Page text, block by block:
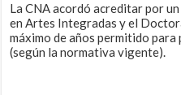
La CNA acordó acreditar por
en Artes Integradas y el
máximo de años permitido
(según la normativa vigente).